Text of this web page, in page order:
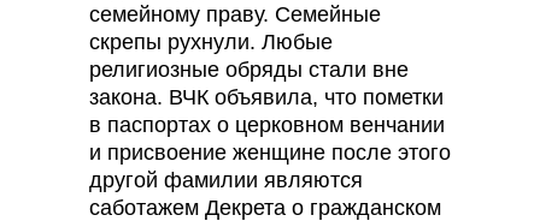
семейному праву. Семейные
скрепы рухнули. Любые
религиозные обряды стали вне
закона. ВЧК объявила, что пометки
в паспортах о церковном венчании
и присвоение женщине после этого
другой фамилии являются
саботажем Декрета о гражданском